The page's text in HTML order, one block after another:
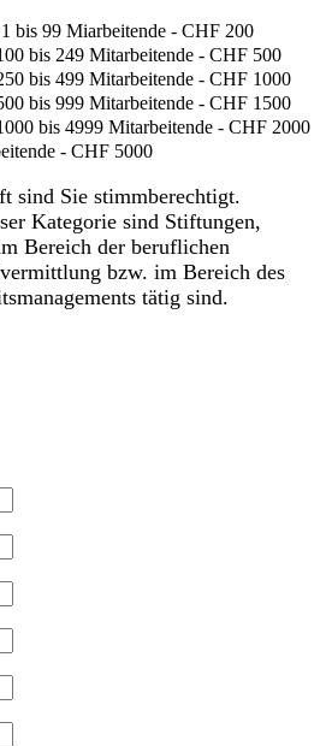
bis 99 Miarbeitende - CHF 200
bis 249 Mitarbeitende - CHF 500
bis 499 Mitarbeitende - CHF 1000
bis 999 Mitarbeitende - CHF 1500
bis 4999 Mitarbeitende - CHF 2000
- CHF 5000
sind Sie stimmberechtigt.
Kategorie sind Stiftungen,
Bereich der beruflichen
bzw. im Bereich des
tätig sind.